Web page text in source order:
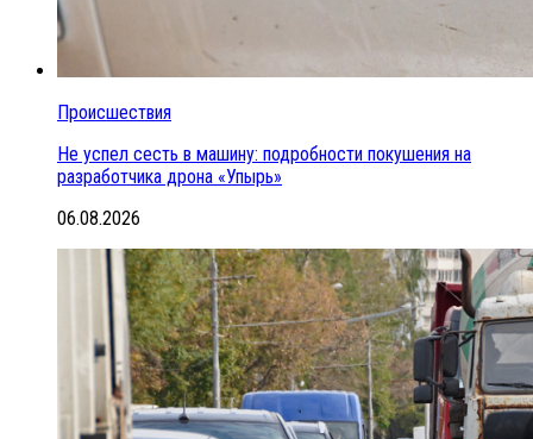
Происшествия
Не успел сесть в машину: подробности покушения на
разработчика дрона «Упырь»
06.08.2026